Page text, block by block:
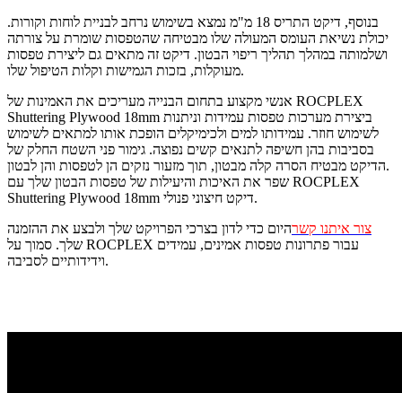
בנוסף, דיקט התריס 18 מ"מ נמצא בשימוש נרחב לבניית לוחות וקורות.
יכולת נשיאת העומס המעולה שלו מבטיחה שהטפסות שומרת על צורתה
ושלמותה במהלך תהליך ריפוי הבטון. דיקט זה מתאים גם ליצירת טפסות
מעוקלות, בזכות הגמישות וקלות הטיפול שלו.
אנשי מקצוע בתחום הבנייה מעריכים את האמינות של ROCPLEX
Shuttering Plywood 18mm ביצירת מערכות טפסות עמידות וניתנות
לשימוש חוזר. עמידותו למים ולכימיקלים הופכת אותו למתאים לשימוש
בסביבות בהן חשיפה לתנאים קשים נפוצה. גימור פני השטח החלק של
הדיקט מבטיח הסרה קלה מבטון, תוך מזעור נזקים הן לטפסות והן לבטון.
שפר את האיכות והיעילות של טפסות הבטון שלך עם ROCPLEX
Shuttering Plywood 18mm דיקט חיצוני פנולי.
צור איתנו קשרהיום כדי לדון בצרכי הפרויקט שלך ולבצע את ההזמנה
שלך. סמוך על ROCPLEX עבור פתרונות טפסות אמינים, עמידים
וידידותיים לסביבה.